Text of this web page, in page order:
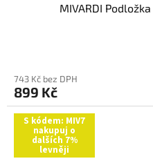
MIVARDI
743 Kč bez DPH
899 Kč
S kódem: MIV7
nakupuj o
dalších 7%
levněji